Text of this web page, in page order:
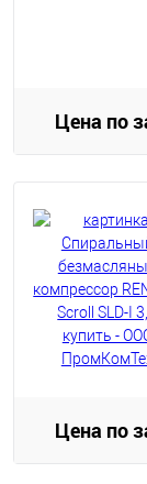
Цена по
Цена по